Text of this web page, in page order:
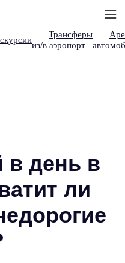
Трансферы
из/в аэропорт
в день в
ли